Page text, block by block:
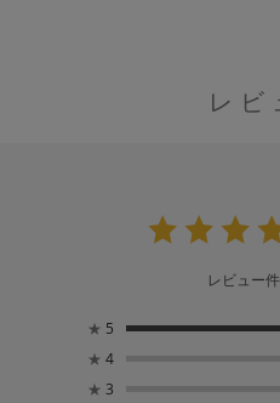
レビ
レビュー
★ 5
★ 4
★ 3